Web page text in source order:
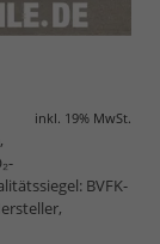
inkl. 19% MwSt.
BVFK-